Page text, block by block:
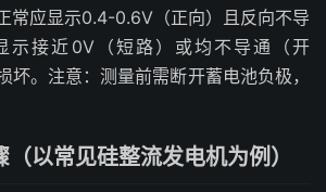
常应显示0.4-0.6V（正向）且反向不导
示接近0V（短路）或均不导通（开
坏。注意：测量前需断开蓄电池负极，
以常见硅整流发电机为例）